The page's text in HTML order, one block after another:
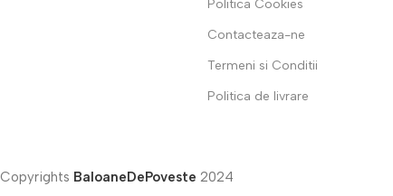
Politica Cookies
Contacteaza-ne
Termeni si Conditii
Politica de livrare
Copyrights BaloaneDePoveste 2024